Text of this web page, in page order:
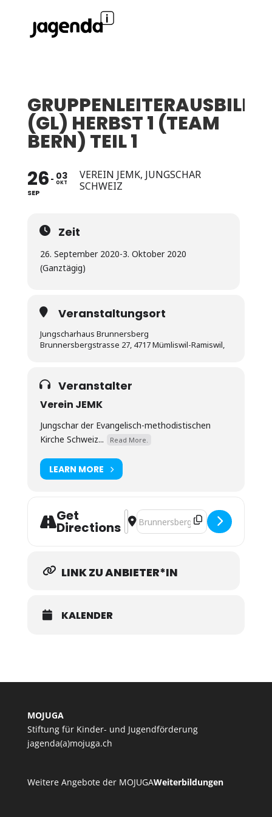
(GL) HERBST 1 (TEAM
BERN) TEIL 1
26
SEP
03
OKT
VEREIN JEMK, JUNGSCHAR
SCHWEIZ
Zeit
26. September 2020-3. Oktober 2020
(Ganztägig)
Veranstaltungsort
Jungscharhaus Brunnersberg
Brunnersbergstrasse 27, 4717 Mümliswil-Ramiswil,
Veranstalter
Verein JEMK
Jungschar der Evangelisch-methodistischen
Kirche Schweiz...
Read More.
LEARN MORE
Get
Directions
Address - Gruppenleiterausbildung
Destination Address -
LINK ZU ANBIETER*IN
KALENDER
MOJUGA
Stiftung für Kinder- und Jugendförderung
jagenda(a)mojuga.ch
Weitere Angebote der MOJUGAWeiterbildungen